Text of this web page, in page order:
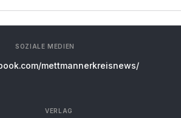
SOZIALE MEDIEN
mettmannerkreisnews/
VERLAG